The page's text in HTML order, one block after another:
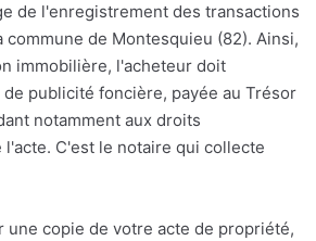
de l'enregistrement des transactions
de Montesquieu (82). Ainsi,
immobilière, l'acheteur doit
publicité foncière, payée au Trésor
notamment aux droits
C'est le notaire qui collecte
une copie de votre acte de propriété,